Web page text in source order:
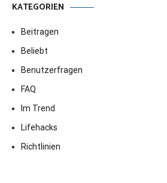
KATEGORIEN
Beitragen
Beliebt
Benutzerfragen
FAQ
Im Trend
Lifehacks
Richtlinien